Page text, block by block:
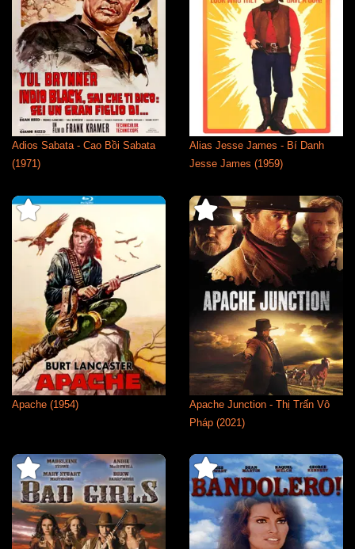
Adios Sabata - Cao Bồi Sabata
(1971)
Alias Jesse James - Bí Danh
Jesse James (1959)
Apache (1954)
Apache Junction - Thị Trấn Vô
Pháp (2021)